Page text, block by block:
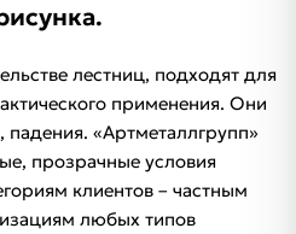
лестниц, подходят для
применения. Они
«Артметаллгрупп»
прозрачные условия
клиентов – частным
любых типов